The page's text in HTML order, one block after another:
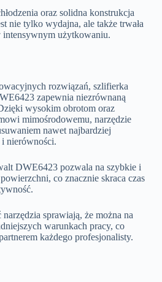
oraz solidna konstrukcja
nie tylko wydajna, ale także trwała
intensywnym użytkowaniu.
rozwiązań, szlifierka
zapewnia niezrównaną
wysokim obrotom oraz
mimośrodowemu, narzędzie
nawet najbardziej
nierówności.
DWE6423 pozwala na szybkie i
co znacznie skraca czas
sprawiają, że można na
warunkach pracy, co
każdego profesjonalisty.